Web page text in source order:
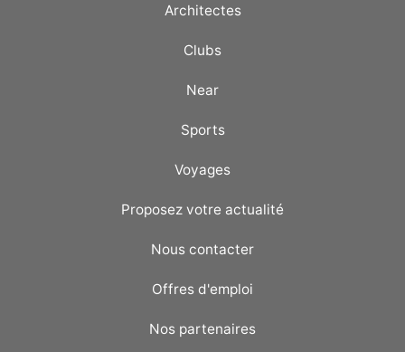
Architectes
Clubs
Near
Sports
Voyages
Proposez votre actualité
Nous contacter
Offres d'emploi
Nos partenaires